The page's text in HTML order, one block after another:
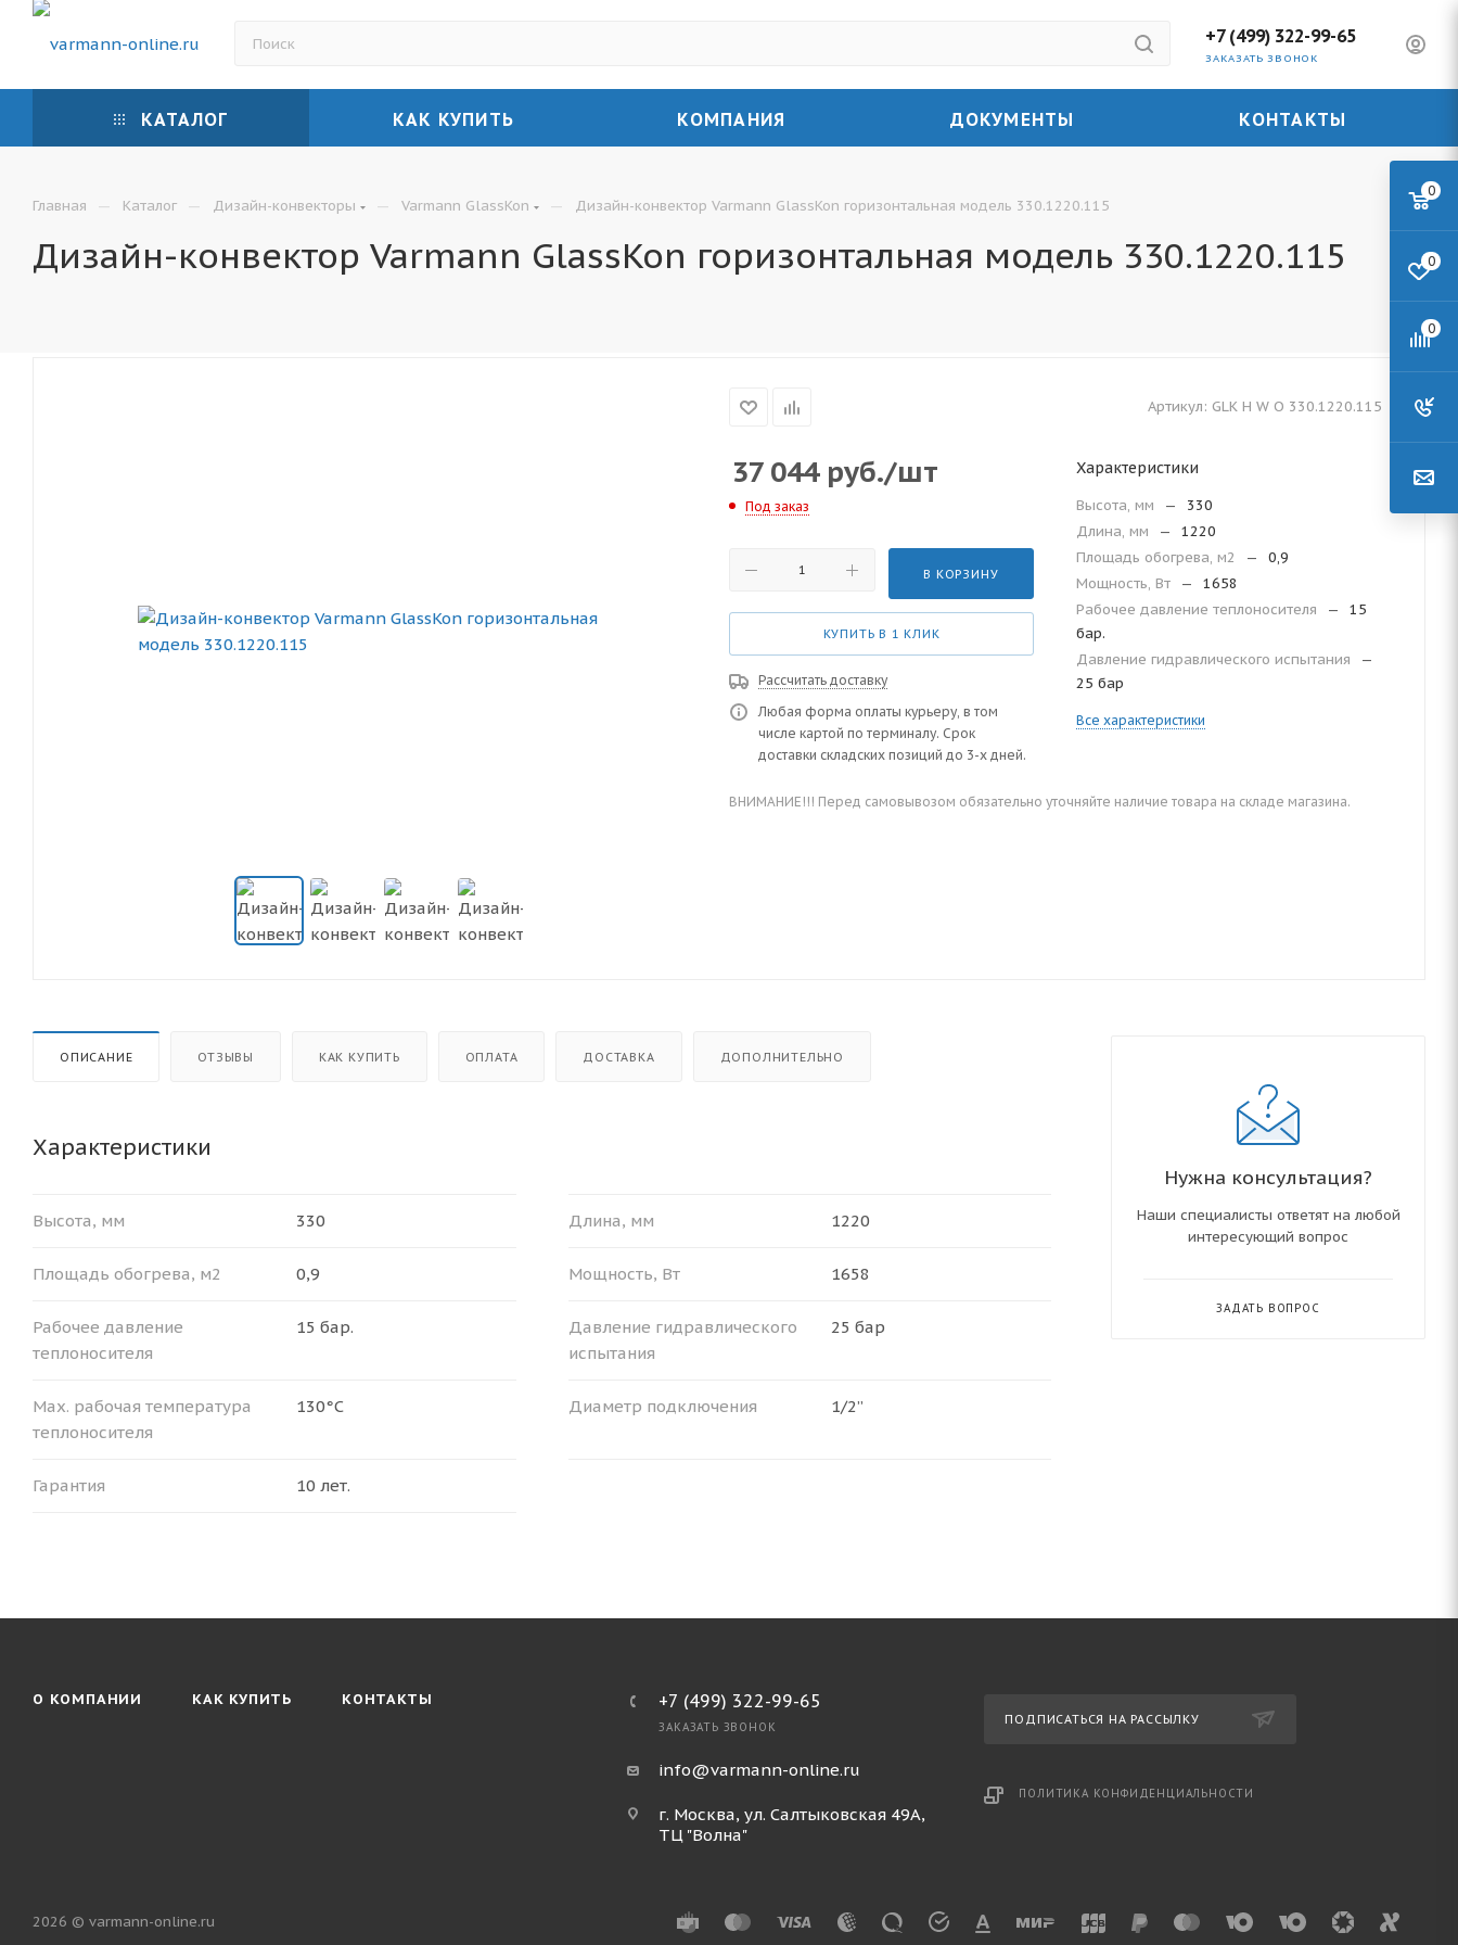
+7 (499) 322-99-65
ЗАКАЗАТЬ ЗВОНОК
КАТАЛОГ КАК КУПИТЬ КОМПАНИЯ ДОКУМЕНТЫ КОНТАКТЫ
Главная — Каталог — Дизайн-конвекторы — Varmann GlassKon — Дизайн-конвектор Varmann GlassKon горизонтальная модель 330.1220.115
Дизайн-конвектор Varmann GlassKon горизонтальная модель 330.1220.115
Артикул: GLK H W O 330.1220.115
37 044руб./шт
Под заказ
В КОРЗИНУ
КУПИТЬ В 1 КЛИК
Рассчитать доставку
Любая форма оплаты курьеру, в том
числе картой по терминалу. Срок
доставки складских позиций до 3-х дней.
Характеристики
Высота, мм —
330
Длина, мм
—
1220
Площадь обогрева, м2
—
0,9
Мощность, Вт
—
1658
Рабочее давление теплоносителя
—
15
бар.
Давление гидравлического испытания
—
25 бар
Все характеристики
ВНИМАНИЕ!!! Перед самовывозом обязательно уточняйте наличие товара на складе магазина.
ОПИСАНИЕ ОТЗЫВЫ КАК КУПИТЬ ОПЛАТА ДОСТАВКА ДОПОЛНИТЕЛЬНО
Характеристики
Высота, мм 330 Длина, мм 1220
Площадь обогрева, м2 0,9 Мощность, Вт 1658
Рабочее давление
теплоносителя
15 бар.
Давление гидравлического
испытания
25 бар
Мax. рабочая температура
теплоносителя
130°С Диаметр подключения 1/2”
Гарантия 10 лет.
Нужна консультация?
Наши специалисты ответят на любой
интересующий вопрос
ЗАДАТЬ ВОПРОС
О КОМПАНИИ КАК КУПИТЬ КОНТАКТЫ +7 (499) 322-99-65
ЗАКАЗАТЬ ЗВОНОК
info@varmann-online.ru
г. Москва, ул. Салтыковская 49А,
ТЦ "Волна"
ПОДПИСАТЬСЯ НА РАССЫЛКУ
ПОЛИТИКА КОНФИДЕНЦИАЛЬНОСТИ
2026 © varmann-online.ru
0
0
0